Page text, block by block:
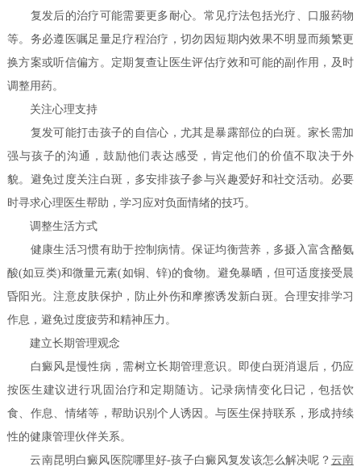
复发后的治疗可能需要更多耐心。常见疗法包括光疗、口服药物
等。务必遵医嘱足量足疗程治疗，切勿因短期内效果不明显而频繁更
换方案或听信偏方。定期复查让医生评估疗效和可能的副作用，及时
调整用药。
关注心理支持
复发可能打击孩子的自信心，尤其是暴露部位的白斑。家长需加
强与孩子的沟通，鼓励他们表达感受，肯定他们的价值不取决于外
貌。避免过度关注白斑，多安排孩子参与兴趣爱好和社交活动。必要
时寻求心理医生帮助，学习应对负面情绪的技巧。
调整生活方式
健康生活习惯有助于控制病情。保证均衡营养，多摄入富含酪氨
酸(如豆类)和微量元素(如铜、锌)的食物。避免暴晒，但可适度接受晨
昏阳光。注意皮肤保护，防止外伤和摩擦诱发新白斑。合理安排学习
作息，避免过度疲劳和精神压力。
建立长期管理观念
白癜风是慢性病，需树立长期管理意识。即使白斑消退后，仍应
按医生建议进行巩固治疗和定期随访。记录病情变化日记，包括饮
食、作息、情绪等，帮助识别个人诱因。与医生保持联系，形成持续
性的健康管理伙伴关系。
云南昆明白癜风医院哪里好-孩子白癜风复发该怎么解决呢？ 云南